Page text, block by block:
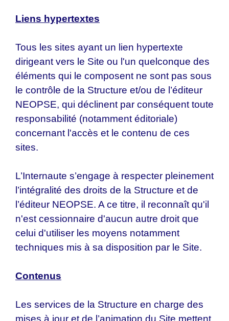
Liens hypertextes
Tous les sites ayant un lien hypertexte
dirigeant vers le Site ou l'un quelconque des
éléments qui le composent ne sont pas sous
le contrôle de la Structure et/ou de l’éditeur
NEOPSE, qui déclinent par conséquent toute
responsabilité (notamment éditoriale)
concernant l'accès et le contenu de ces
sites.
L’Internaute s’engage à respecter pleinement
l’intégralité des droits de la Structure et de
l’éditeur NEOPSE. A ce titre, il reconnaît qu'il
n'est cessionnaire d'aucun autre droit que
celui d'utiliser les moyens notamment
techniques mis à sa disposition par le Site.
Contenus
Les services de la Structure en charge des